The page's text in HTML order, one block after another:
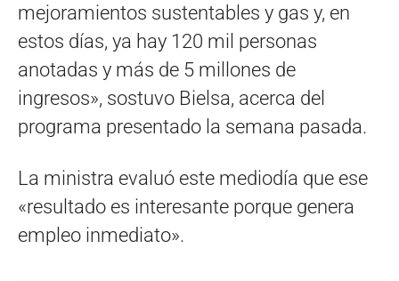
mejoramientos sustentables y gas y, en
estos días, ya hay 120 mil personas
anotadas y más de 5 millones de
ingresos», sostuvo Bielsa, acerca del
programa presentado la semana pasada.
La ministra evaluó este mediodía que ese
«resultado es interesante porque genera
empleo inmediato».